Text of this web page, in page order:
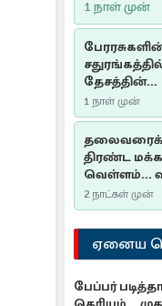
20
பேரவலம்
1 நாள் முன்
தேசத்தின்
சுதுமலை
ஒரு
1 நாள் முன்
திரண்ட
வெள்ளம்...
சிறப்புமிக்க
பிரகடனம்…
2 நாட்கள் முன்
ஏனைய
பேப்பர்